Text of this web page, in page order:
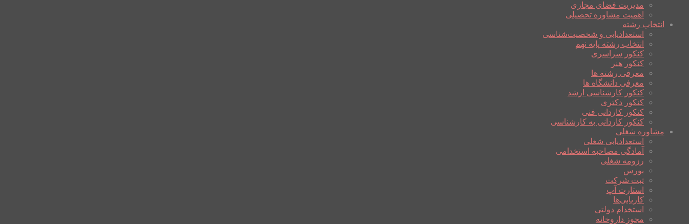
مدیریت فضای مجازی
اهمیت مشاوره تحصیلی
انتخاب رشته
استعدادیابی و شخصیت‌شناسی
انتخاب رشته پایه نهم
کنکور سراسری
کنکور هنر
معرفی رشته ها
معرفی دانشگاه ها
کنکور کارشناسی ارشد
کنکور دکتری
کنکور کاردانی فنی
کنکور کاردانی به کارشناسی
مشاوره شغلی
استعدادیابی شغلی
آمادگی مصاحبه استخدامی
رزومه شغلی
بورس
ثبت شرکت
استارت آپ
کاریابی‌ها
استخدام دولتی
مجوز داروخانه